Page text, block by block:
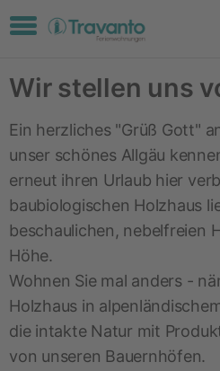
Toggle navigation
Wir stellen uns
Ein herzliches "Grüß Gott"
unser schönes Allgäu
erneut ihren Urlaub hier
baubiologischen Holzhaus
beschaulichen, nebelfreien
Höhe.
Wohnen Sie mal anders -
Holzhaus in
die intakte Natur mit
von unseren Bauernhöfen.